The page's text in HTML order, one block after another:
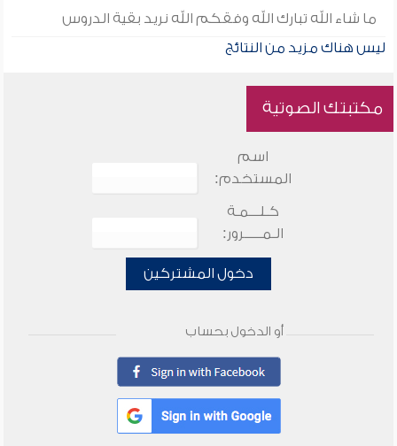
ما شاء الله تبارك الله وفقكم الله نريد بقية الدروس
ليس هناك مزيد من النتائج
مكتبتك الصوتية
اسم
المستخدم:
كـلـــمـة
الـمـــــرور:
دخول المشتركين
أو الدخول بحساب